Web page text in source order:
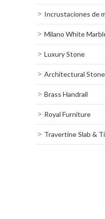
Incrustaciones de
Milano White
Luxury Stone
Architectural Stone
Brass Handrail
Royal Furniture
Travertine Slab &